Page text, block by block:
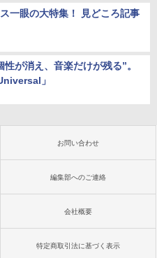
一眼の大特集！ 見どころ記事
性が消え、音楽だけが残る”。
」
お問い合わせ
編集部へのご連絡
会社概要
特定商取引法に基づく表示